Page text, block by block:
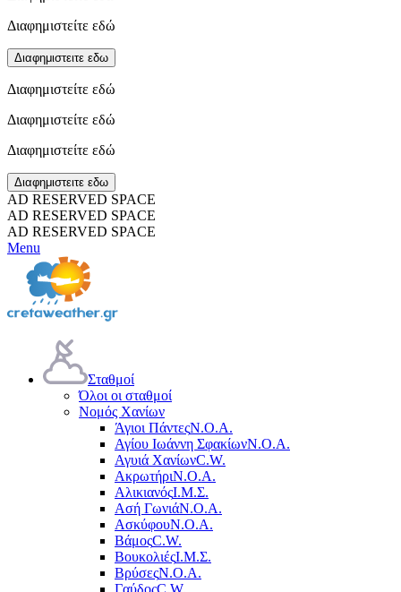
Διαφημιστείτε εδώ
Διαφημιστειτε εδω
Διαφημιστείτε εδώ
Διαφημιστείτε εδώ
Διαφημιστείτε εδώ
Διαφημιστειτε εδω
AD RESERVED SPACE
AD RESERVED SPACE
AD RESERVED SPACE
Menu
Σταθμοί
Όλοι οι σταθμοί
Νομός Χανίων
Άγιοι ΠάντεςΝ.Ο.Α.
Αγίου Ιωάννη ΣφακίωνΝ.Ο.Α.
Αγυιά ΧανίωνC.W.
ΑκρωτήριΝ.Ο.Α.
ΑλικιανόςΙ.Μ.Σ.
Ασή ΓωνιάΝ.Ο.Α.
ΑσκύφουΝ.Ο.Α.
ΒάμοςC.W.
ΒουκολιέςΙ.Μ.Σ.
ΒρύσεςΝ.Ο.Α.
ΓαύδοςC.W.